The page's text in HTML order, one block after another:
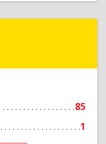
85
1
Подробнее